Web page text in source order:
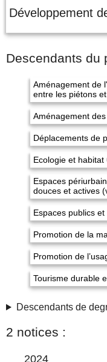
Développement
Descendants du
Aménagement de
entre les piétons
Aménagement
Déplacements de
Ecologie et habitat
Espaces
douces et actives
Espaces publics
Promotion de la
Promotion de
Tourisme durable
Descendants de
2 notices :
2024